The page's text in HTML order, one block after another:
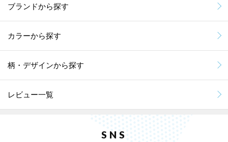
ブランドから探す
カラーから探す
柄・デザインから探す
レビュー一覧
SNS